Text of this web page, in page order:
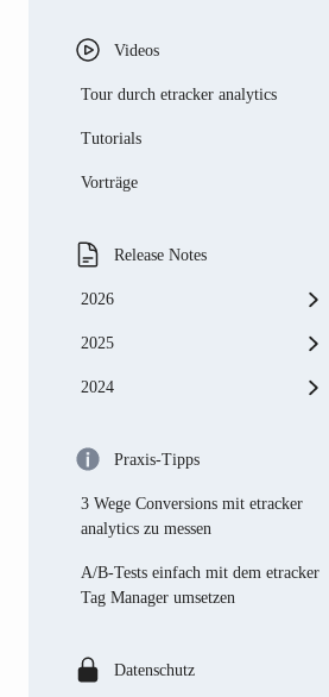
Consent Management Analyse
Segmente
Hits
App Analytics
Videos
Tour durch etracker analytics
Tutorials
Vorträge
Release Notes
2026
Mai
April
Januar
2025
November
August
Juli
Juni
2024
September
August
Juli
Praxis-Tipps
3 Wege Conversions mit etracker
analytics zu messen
A/B-Tests einfach mit dem etracker
Tag Manager umsetzen
Datenschutz